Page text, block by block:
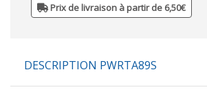
Prix de livraison à partir de 6,50€
DESCRIPTION PWRTA89S